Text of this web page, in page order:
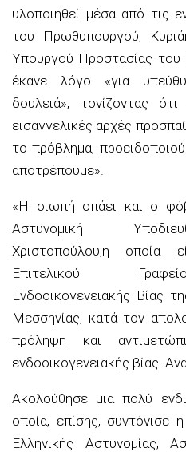
υλοποιηθεί μέσα από τις
του Πρωθυπουργού,
Υπουργού Προστασίας του
έκανε λόγο «για
δουλειά», τονίζοντας ότι
εισαγγελικές αρχές
το πρόβλημα,
αποτρέπουμε».
«Η σιωπή σπάει και ο
Αστυνομική
Χριστοπούλου,η οποία
Επιτελικού
Ενδοοικογενειακής Βίας
Μεσσηνίας, κατά τον
πρόληψη και
ενδοοικογενειακής βίας.
Ακολούθησε μια πολύ
οποία, επίσης, συντόνισε
Ελληνικής Αστυνομίας,